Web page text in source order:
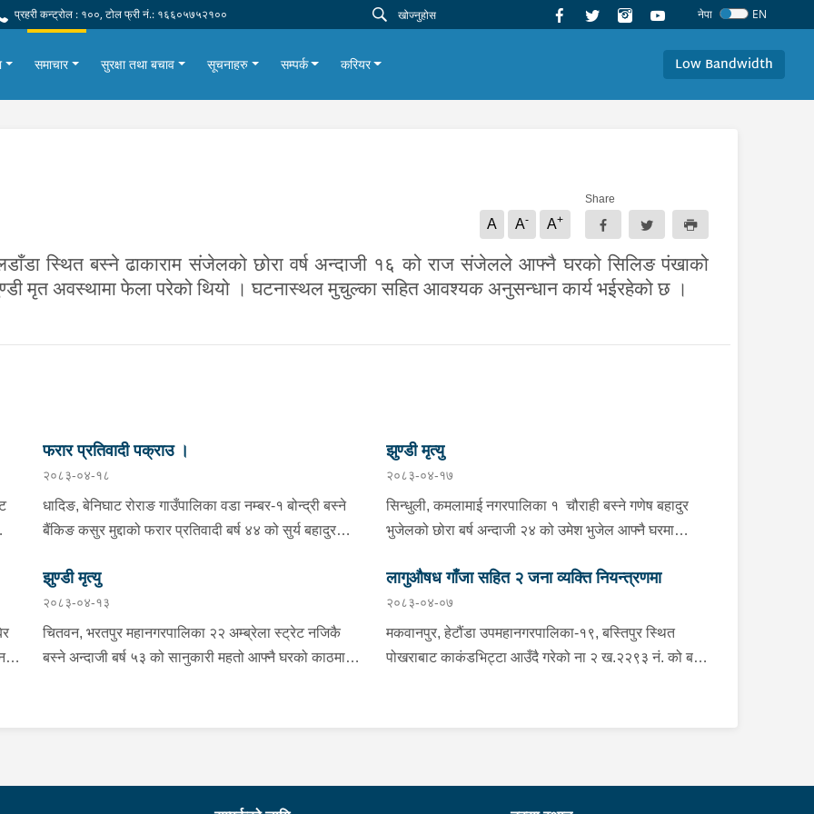
प्रहरी कन्ट्रोल : १००, टोल फ्री नं.: १६६०५७५२१०० नेपा EN
समाचार सुरक्षा तथा बचाव सूचनाहरु सम्पर्क करियर Low Bandwidth
A A- A+
Share
स्थित बस्ने ढाकाराम संजेलको छोरा वर्ष अन्दाजी १६ को राज संजेलले आफ्नै घरको सिलिङ पंखाको
मृत अवस्थामा फेला परेको थियो । घटनास्थल मुचुल्का सहित आवश्यक अनुसन्धान कार्य भईरहेको छ ।
फरार प्रतिवादी पक्राउ ।
२०८३-०४-१८
धादिङ, बेनिघाट रोराङ गाउँपालिका वडा नम्बर-१ बोन्द्री बस्ने
बैंकिङ कसुर मुद्दाको फरार प्रतिवादी बर्ष ४४ को सुर्य बहादुर
झुण्डी मृत्यु
२०८३-०४-१७
सिन्धुली, कमलामाई नगरपालिका १ चौराही बस्ने गणेष बहादुर
भुजेलको छोरा बर्ष अन्दाजी २४ को उमेश भुजेल आफ्नै घरमा
प्राप्त हुनासाथ प्रहरी टोली खटिगई घटनास्थलमा मुचुल्का
सहित थप अनुसन्धान कार्य भइरहेको ।
झुण्डी मृत्यु
२०८३-०४-१३
चितवन, भरतपुर महानगरपालिका २२ अम्ब्रेला स्ट्रेट नजिकै
बस्ने अन्दाजी बर्ष ५३ को सानुकारी महतो आफ्नै घरको काठमा
लागुऔषध गाँजा सहित २ जना व्यक्ति नियन्त्रणमा
२०८३-०४-०७
मकवानपुर, हेटौंडा उपमहानगरपालिका-१९, बस्तिपुर स्थित
पोखराबाट काकंडभिट्टा आउँदै गरेको ना २ ख.२२९३ नं. को बस